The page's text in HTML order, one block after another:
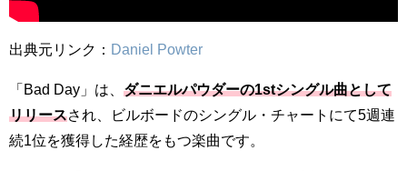
出典元リンク： Daniel Powter
「Bad Day」は、 ダニエルパウダーの1stシングル曲として
リリースされ、ビルボードのシングル・チャートにて5週連
続1位を獲得した経歴をもつ楽曲です。